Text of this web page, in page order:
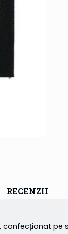
RECENZII